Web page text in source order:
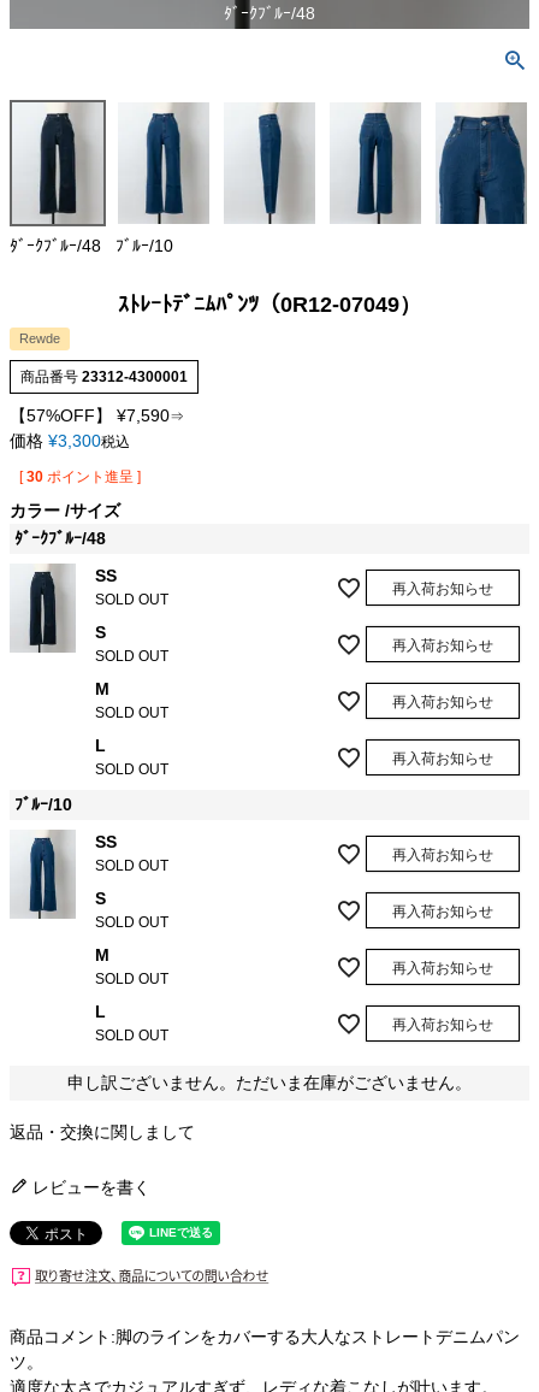
ﾀﾞｰｸﾌﾞﾙｰ/48
ﾀﾞｰｸﾌﾞﾙｰ/48 ﾌﾞﾙｰ/10
ｽﾄﾚｰﾄﾃﾞﾆﾑﾊﾟﾝﾂ（0R12-07049）
Rewde
商品番号 23312-4300001
【57%OFF】 ¥7,590⇒
価格 ¥3,300税込
[ 30 ポイント進呈 ]
カラー サイズ
ﾀﾞｰｸﾌﾞﾙｰ/48
SS
SOLD OUT
再入荷お知らせ
S
SOLD OUT
再入荷お知らせ
M
SOLD OUT
再入荷お知らせ
L
SOLD OUT
再入荷お知らせ
ﾌﾞﾙｰ/10
SS
SOLD OUT
再入荷お知らせ
S
SOLD OUT
再入荷お知らせ
M
SOLD OUT
再入荷お知らせ
L
SOLD OUT
再入荷お知らせ
申し訳ございません。ただいま在庫がございません。
返品・交換に関しまして
レビューを書く
商品コメント:脚のラインをカバーする大人なストレートデニムパン
ツ。
適度な太さでカジュアルすぎず、レディな着こなしが叶います。